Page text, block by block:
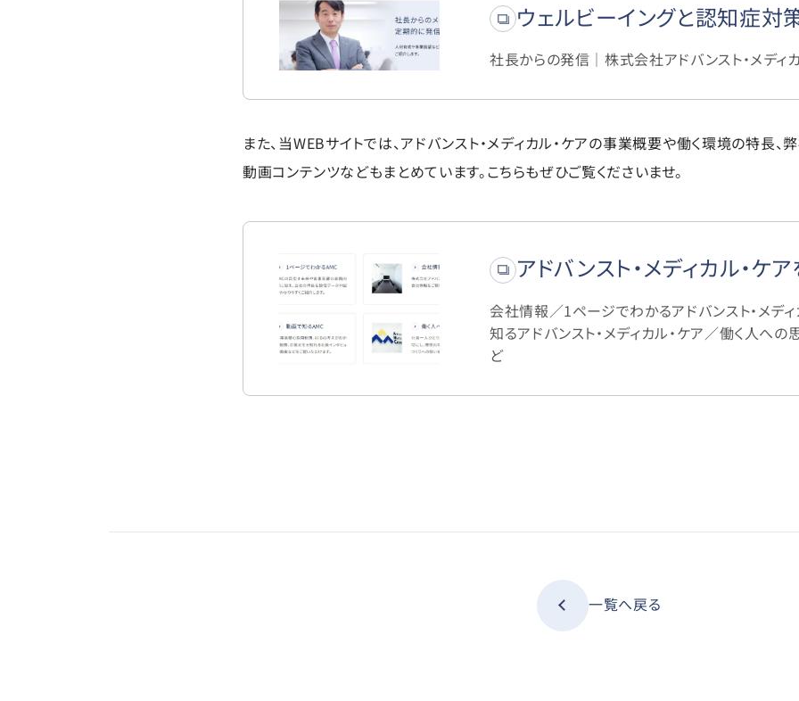
ウェルビーイングと認知症対
社長からの発信｜株式会社アドバンスト・メディ
また、当WEBサイトでは、アドバンスト・メディカル・ケアの事業概要や働く環境の特長
動画コンテンツなどもまとめています。こちらもぜひご覧くださいませ。
アドバンスト・メディカル・ケ
会社情報／1ページでわかるアドバンスト・メデ
知るアドバンスト・メディカル・ケア／働く人へ
ど
一覧へ戻る